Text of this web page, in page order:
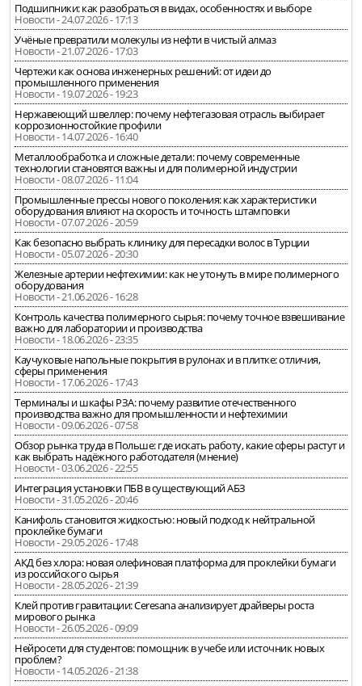
Подшипники: как разобраться в видах, особенностях и выборе
Новости - 24.07.2026 - 17:13
Учёные превратили молекулы из нефти в чистый алмаз
Новости - 21.07.2026 - 17:03
Чертежи как основа инженерных решений: от идеи до
промышленного применения
Новости - 19.07.2026 - 19:23
Нержавеющий швеллер: почему нефтегазовая отрасль выбирает
коррозионностойкие профили
Новости - 14.07.2026 - 16:40
Металлообработка и сложные детали: почему современные
технологии становятся важны и для полимерной индустрии
Новости - 08.07.2026 - 11:04
Промышленные прессы нового поколения: как характеристики
оборудования влияют на скорость и точность штамповки
Новости - 07.07.2026 - 20:59
Как безопасно выбрать клинику для пересадки волос в Турции
Новости - 05.07.2026 - 20:30
Железные артерии нефтехимии: как не утонуть в мире полимерного
оборудования
Новости - 21.06.2026 - 16:28
Контроль качества полимерного сырья: почему точное взвешивание
важно для лаборатории и производства
Новости - 18.06.2026 - 23:35
Каучуковые напольные покрытия в рулонах и в плитке: отличия,
сферы применения
Новости - 17.06.2026 - 17:43
Терминалы и шкафы РЗА: почему развитие отечественного
производства важно для промышленности и нефтехимии
Новости - 09.06.2026 - 07:58
Обзор рынка труда в Польше: где искать работу, какие сферы растут и
как выбрать надёжного работодателя (мнение)
Новости - 03.06.2026 - 22:55
Интеграция установки ПБВ в существующий АБЗ
Новости - 31.05.2026 - 20:46
Канифоль становится жидкостью: новый подход к нейтральной
проклейке бумаги
Новости - 29.05.2026 - 17:48
АКД без хлора: новая олефиновая платформа для проклейки бумаги
из российского сырья
Новости - 28.05.2026 - 21:39
Клей против гравитации: Ceresana анализирует драйверы роста
мирового рынка
Новости - 26.05.2026 - 09:09
Нейросети для студентов: помощник в учебе или источник новых
проблем?
Новости - 14.05.2026 - 21:38